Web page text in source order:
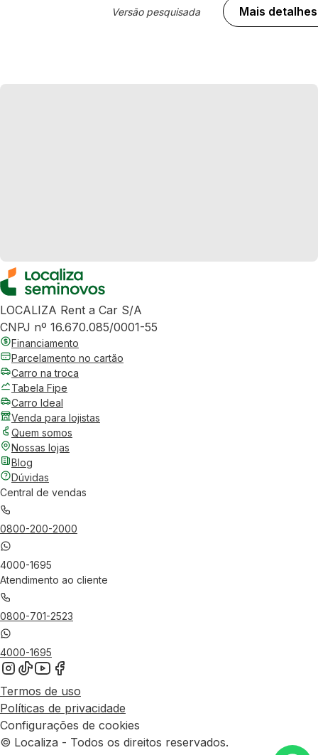
Versão pesquisada Mais detalhes
LOCALIZA Rent a Car S/A
CNPJ nº 16.670.085/0001-55
Financiamento
Parcelamento no cartão
Carro na troca
Tabela Fipe
Carro Ideal
Venda para lojistas
Quem somos
Nossas lojas
Blog
Dúvidas
Central de vendas
0800-200-2000
4000-1695
Atendimento ao cliente
0800-701-2523
4000-1695
Termos de uso
Políticas de privacidade
Configurações de cookies
© Localiza - Todos os direitos reservados.